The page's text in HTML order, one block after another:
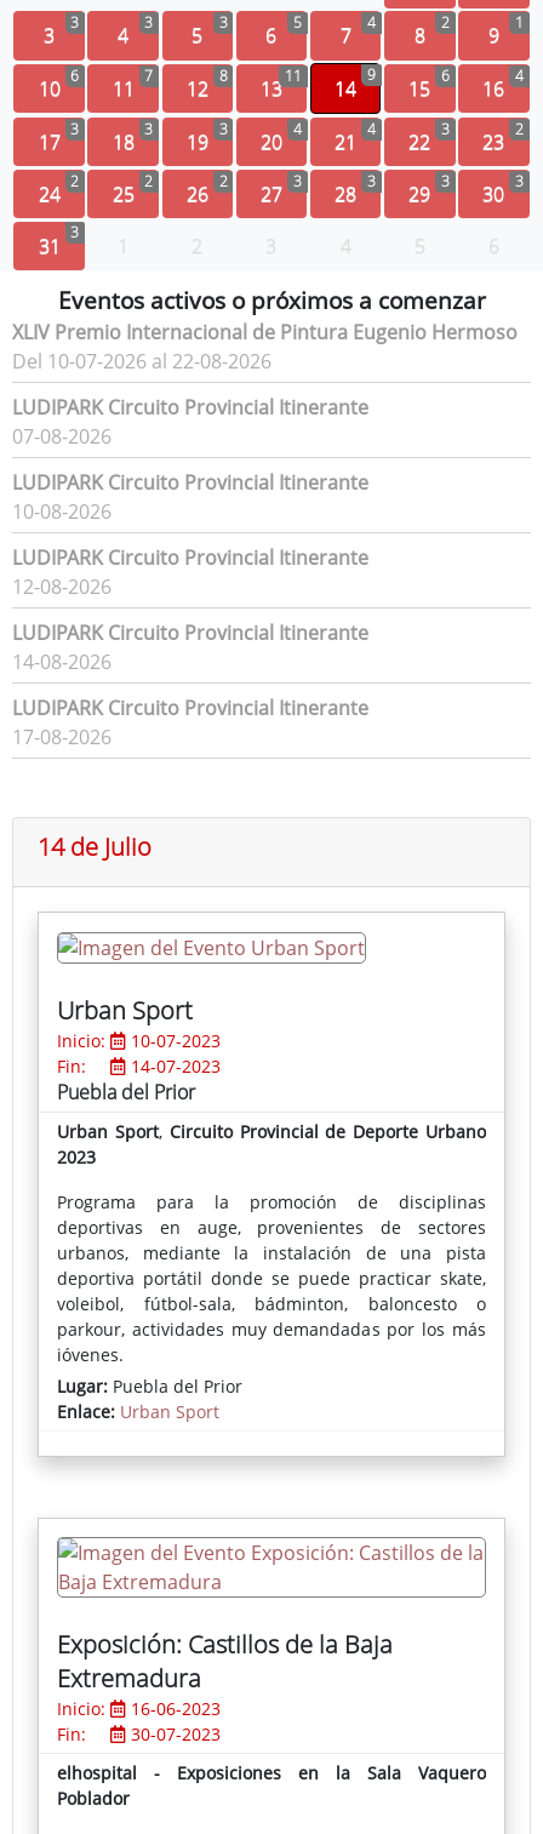
3 3 4 3 5 3 6 5 7 4 8 2 9 1
10 6 11 7 12 8 1311 14
9
15 6 16 4
17 3 18 3 19 3 20 4 21 4 22 3 23 2
24 2 25 2 26 2 27 3 28 3 29 3 30 3
31 3 1 2 3 4 5 6
Eventos activos o próximos a comenzar
XLIV Premio Internacional de Pintura Eugenio Hermoso
Del 10-07-2026 al 22-08-2026
LUDIPARK Circuito Provincial Itinerante
07-08-2026
LUDIPARK Circuito Provincial Itinerante
10-08-2026
LUDIPARK Circuito Provincial Itinerante
12-08-2026
LUDIPARK Circuito Provincial Itinerante
14-08-2026
LUDIPARK Circuito Provincial Itinerante
17-08-2026
14 de Julio
Urban Sport
Inicio:
10-07-2023
Fin:
14-07-2023
Puebla del Prior
Urban Sport, Circuito Provincial de Deporte Urbano
2023
Programa para la promoción de disciplinas
deportivas en auge, provenientes de sectores
urbanos, mediante la instalación de una pista
deportiva portátil donde se puede practicar skate,
voleibol, fútbol-sala, bádminton, baloncesto o
parkour, actividades muy demandadas por los más
jóvenes.
Lugar: Puebla del Prior
Enlace: Urban Sport
Exposición: Castillos de la Baja
Extremadura
Inicio:
16-06-2023
Fin:
30-07-2023
elhospital - Exposiciones en la Sala Vaquero
Poblador